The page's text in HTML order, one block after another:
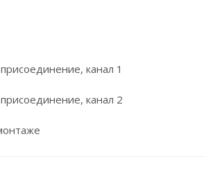
канал 1
канал 2